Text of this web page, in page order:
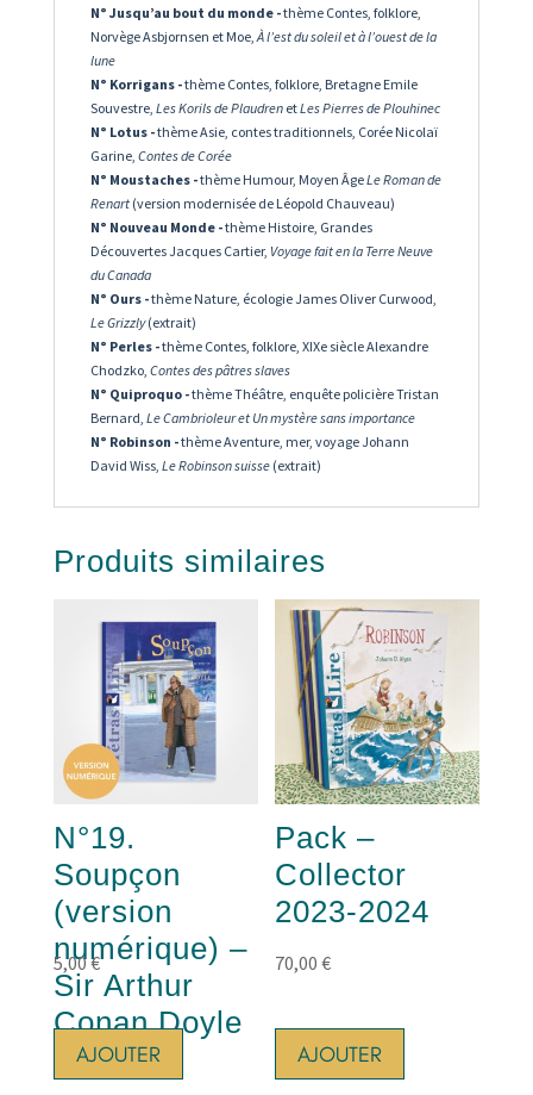
N° Jusqu’au bout du monde -thème Contes, folklore,
Norvège Asbjornsen et Moe,À l’est du soleil et à l’ouest de la
lune
N° Korrigans -thème Contes, folklore, Bretagne Emile
Souvestre, Les Korils de Plaudren etLes Pierres de Plouhinec
N° Lotus -thème Asie, contes traditionnels, Corée Nicolaï
Garine, Contes de Corée
N° Moustaches -thème Humour, Moyen ÂgeLe Roman de
Renart (version modernisée de Léopold Chauveau)
N° Nouveau Monde -thème Histoire, Grandes
Découvertes Jacques Cartier, Voyage fait en la Terre Neuve
du Canada
N° Ours -thème Nature, écologie James Oliver Curwood,
Le Grizzly(extrait)
N° Perles -thème Contes, folklore, XIXe siècle Alexandre
Chodzko, Contes des pâtres slaves
N° Quiproquo -thème Théâtre, enquête policière Tristan
Bernard, Le Cambrioleur et Un mystère sans importance
N° Robinson -thème Aventure, mer, voyage Johann
David Wiss, Le Robinson suisse (extrait)
Produits similaires
N°19.
Soupçon
(version
numérique) –
Sir Arthur
Conan Doyle
5,00€
AJOUTER
Pack –
Collector
2023-2024
70,00€
AJOUTER